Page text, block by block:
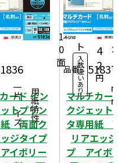
一片サイズ用紙特性
ード イン
トプリン
紙 両面ク
ジタイプ
イボリー
1
0
面
50
シ
ー
ト
入
数
違
い
あ
り
3,
5
4
2
円
1
品番： 51837
マルチカー
クジェット
タ専用紙
リアエッ
プ アイ